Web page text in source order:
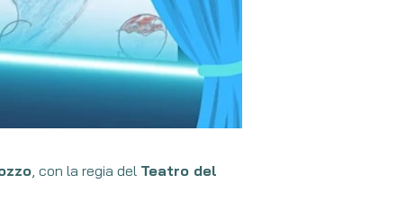
, con la regia del Teatro del